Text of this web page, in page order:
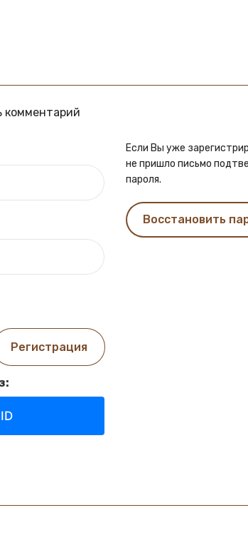
комментарий
Регистрация
Если Вы уже
не пришло письмо
пароля.
Восстановить